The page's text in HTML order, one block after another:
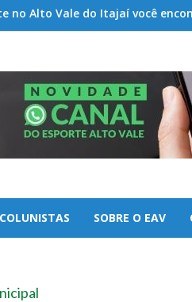
no Alto Vale do Itajaí você
COLUNISTAS SOBRE O EAV